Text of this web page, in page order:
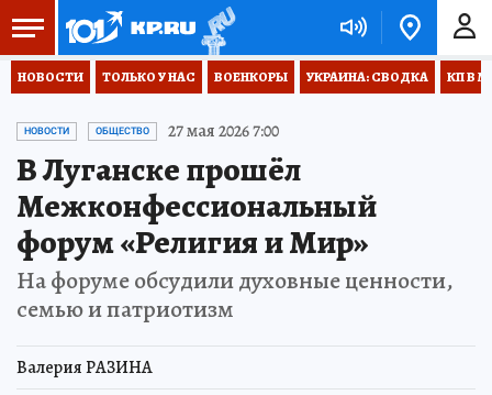
НОВОСТИ ТОЛЬКО У НАС ВОЕНКОРЫ УКРАИНА: СВОДКА КП В
НОВОСТИ ОБЩЕСТВО 27 мая 2026 7:00
В Луганске прошёл
Межконфессиональный
форум «Религия и Мир»
На форуме обсудили духовные ценности,
семью и патриотизм
Валерия РАЗИНА